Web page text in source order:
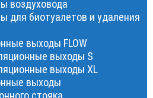
воздуховода
для биотуалетов и удаления
выходы FLOW
выходы S
выходы XL
выходы
стояка